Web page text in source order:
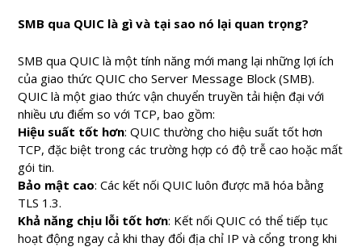
SMB qua QUIC là gì và tại sao nó lại quan trọng?
SMB qua QUIC là một tính năng mới mang lại những lợi ích
của giao thức QUIC cho Server Message Block (SMB).
QUIC là một giao thức vận chuyển truyền tải hiện đại với
nhiều ưu điểm so với TCP, bao gồm:
Hiệu suất tốt hơn: QUIC thường cho hiệu suất tốt hơn
TCP, đặc biệt trong các trường hợp có độ trễ cao hoặc mất
gói tin.
Bảo mật cao: Các kết nối QUIC luôn được mã hóa bằng
TLS 1.3.
Khả năng chịu lỗi tốt hơn: Kết nối QUIC có thể tiếp tục
hoạt động ngay cả khi thay đổi địa chỉ IP và cổng trong khi